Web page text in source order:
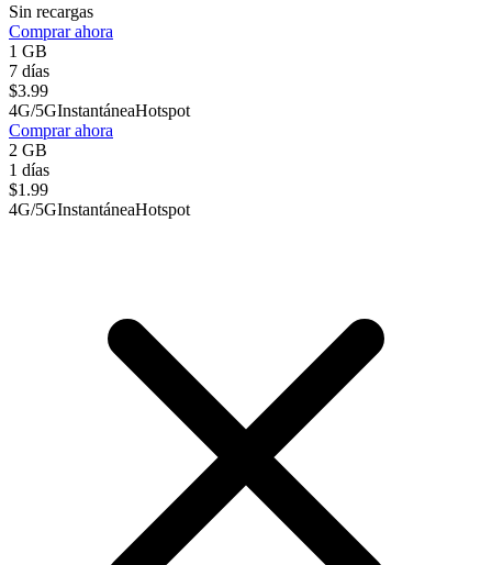
Sin recargas
Comprar ahora
1 GB
7 días
$3.99
4G/5GInstantáneaHotspot
Comprar ahora
2 GB
1 días
$1.99
4G/5GInstantáneaHotspot